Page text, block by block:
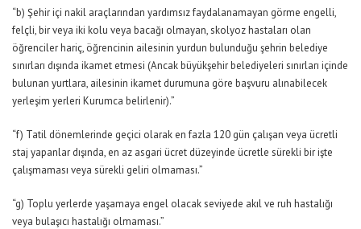
“b) Şehir içi nakil araçlarından yardımsız faydalanamayan görme engelli,
felçli, bir veya iki kolu veya bacağı olmayan, skolyoz hastaları olan
öğrenciler hariç, öğrencinin ailesinin yurdun bulunduğu şehrin belediye
sınırları dışında ikamet etmesi (Ancak büyükşehir belediyeleri sınırları içinde
bulunan yurtlara, ailesinin ikamet durumuna göre başvuru alınabilecek
yerleşim yerleri Kurumca belirlenir).”
“f) Tatil dönemlerinde geçici olarak en fazla 120 gün çalışan veya ücretli
staj yapanlar dışında, en az asgari ücret düzeyinde ücretle sürekli bir işte
çalışmaması veya sürekli geliri olmaması.”
“g) Toplu yerlerde yaşamaya engel olacak seviyede akıl ve ruh hastalığı
veya bulaşıcı hastalığı olmaması.”